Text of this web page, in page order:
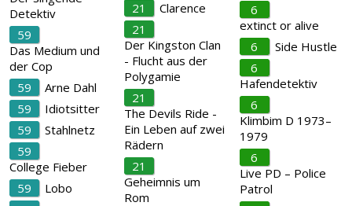
Detektiv
59
Das Medium und
der Cop
59
Arne Dahl
59
Idiotsitter
59
Stahlnetz
59
College Fieber
59
Lobo
21
Clarence
21
Der Kingston Clan
- Flucht aus der
Polygamie
21
The Devils Ride -
Ein Leben auf zwei
Rädern
21
Geheimnis um
Rom
6
extinct or alive
6
Side Hustle
6
Hafendetektiv
6
Klimbim D 1973–
1979
6
Live PD – Police
Patrol